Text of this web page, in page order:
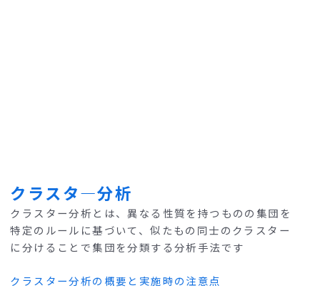
クラスタ―分析
クラスター分析とは、異なる性質を持つものの集団を
特定のルールに基づいて、似たもの同士のクラスター
に分けることで集団を分類する分析手法です
クラスター分析の概要と実施時の注意点